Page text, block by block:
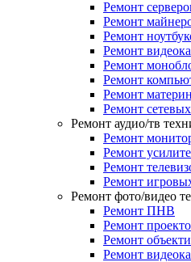
Ремонт
Ремонт
Ремонт
Ремонт
Ремонт
Ремонт
Ремонт
Ремонт
Ремонт аудио/тв
Ремонт
Ремонт
Ремонт
Ремонт
Ремонт фото/видео
Ремонт ПНВ
Ремонт
Ремонт
Ремонт